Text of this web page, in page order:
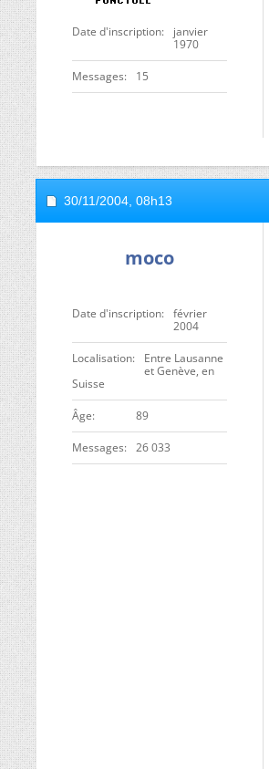
Date d'inscription
janvier
1970
Messages 15
30/11/2004, 08h13
moco
Date d'inscription
février
2004
Localisation
Entre Lausanne
et Genève, en
Suisse
ge 89
Messages 26 033